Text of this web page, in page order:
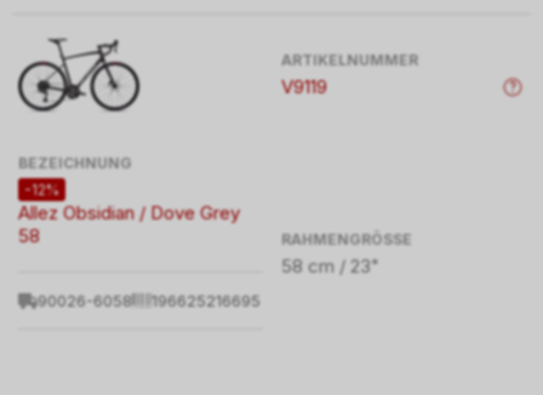
ARTIKELNUMMER
V9119
BEZEICHNUNG
-12%
Allez Obsidian / Dove Grey
58
90026-6058 196625216695
RAHMENGRÖSSE
58 cm / 23"